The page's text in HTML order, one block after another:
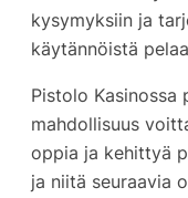
kysymyksiin ja
käytännöistä
Pistolo Kasinossa
mahdollisuus
oppia ja kehittyä
ja niitä seuraavia